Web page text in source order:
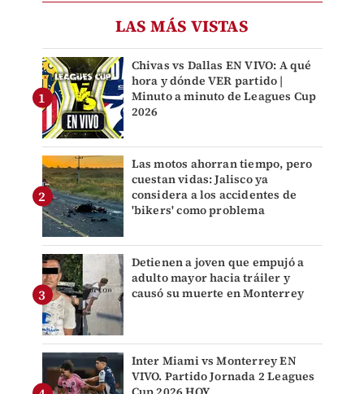
LAS MÁS VISTAS
Chivas vs Dallas EN VIVO: A qué
hora y dónde VER partido |
Minuto a minuto de Leagues Cup
2026
Las motos ahorran tiempo, pero
cuestan vidas: Jalisco ya
considera a los accidentes de
'bikers' como problema
Detienen a joven que empujó a
adulto mayor hacia tráiler y
causó su muerte en Monterrey
Inter Miami vs Monterrey EN
VIVO. Partido Jornada 2 Leagues